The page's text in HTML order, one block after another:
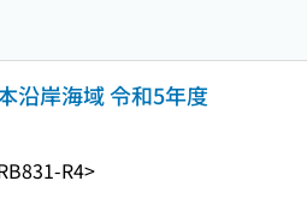
沿岸海域 令和5年度
R4>